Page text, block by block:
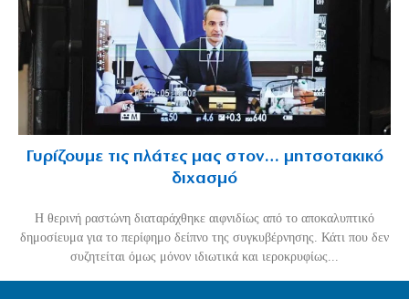
Γυρίζουμε τις πλάτες μας στον… μητσοτακικό
διχασμό
Η θερινή ραστώνη διαταράχθηκε αιφνιδίως από το αποκαλυπτικό
δημοσίευμα για το περίφημο δείπνο της συγκυβέρνησης. Κάτι που δεν
συζητείται όμως μόνον ιδιωτικά και ιεροκρυφίως...